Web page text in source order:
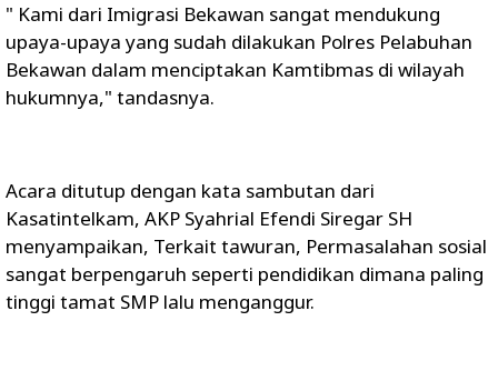
" Kami dari Imigrasi Bekawan sangat mendukung
upaya-upaya yang sudah dilakukan Polres Pelabuhan
Bekawan dalam menciptakan Kamtibmas di wilayah
hukumnya," tandasnya.
Acara ditutup dengan kata sambutan dari
Kasatintelkam, AKP Syahrial Efendi Siregar SH
menyampaikan, Terkait tawuran, Permasalahan sosial
sangat berpengaruh seperti pendidikan dimana paling
tinggi tamat SMP lalu menganggur.